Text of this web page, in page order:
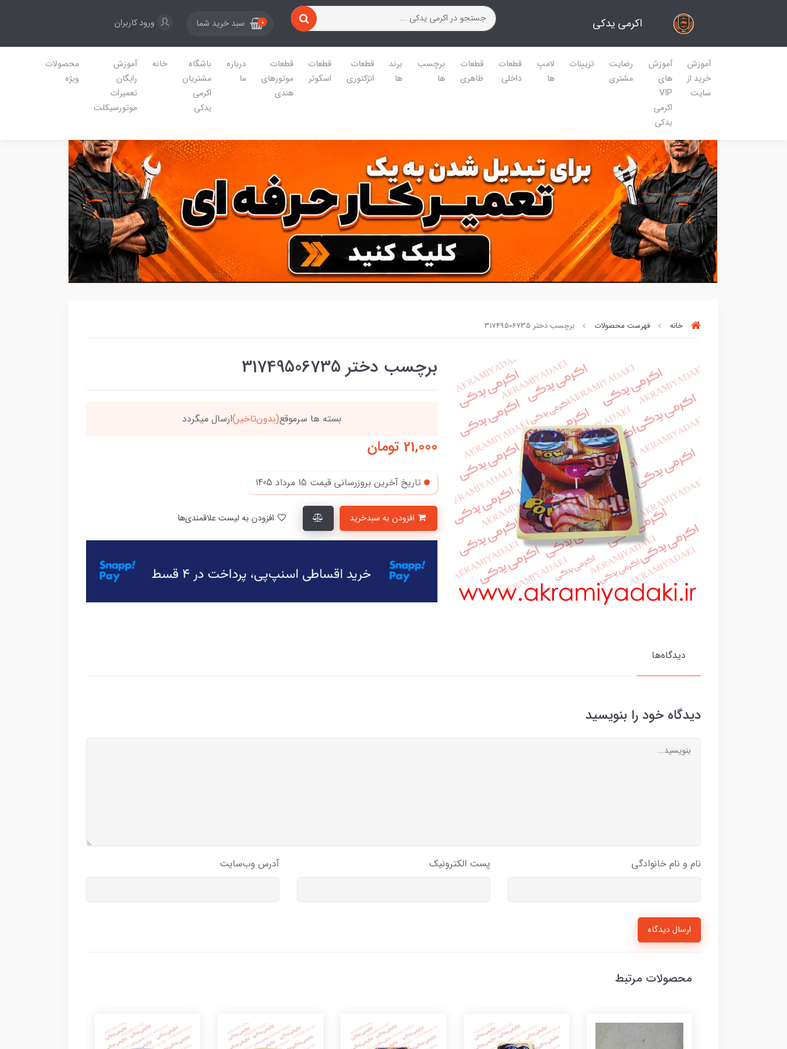
اکرمی یدکی 0 سبد خرید شما ورود کاربران
آموزش
خرید از
سایت
آموزش
های
VIP
اکرمی
یدکی
رضایت
مشتری
تزیینات
لامپ
ها
قطعات
داخلی
قطعات
ظاهری
برچسب
ها
برند
ها
قطعات
انژکتوری
قطعات
اسکوتر
قطعات
موتورهای
هندی
درباره
ما
باشگاه
مشتریان
اکرمی
یدکی
خانه
آموزش
رایگان
تعمیرات
موتورسیکلت
محصولات
ویژه
خانه فهرست محصولات برچسب دختر 31749506735
برچسب دختر 31749506735
90٪ خریداران ،از این محصول راضی بودن بسته ها سرموقع(بدون‌تاخیر)ارسال میگردد
21,000 تومان
تاریخ آخرین بروزرسانی قیمت 15 مرداد 1405
دیدگاه‌ها
دیدگاه خود را بنویسید
نام و نام خانوادگی پست الکترونیک آدرس وب‌سایت
ارسال دیدگاه
محصولات مرتبط